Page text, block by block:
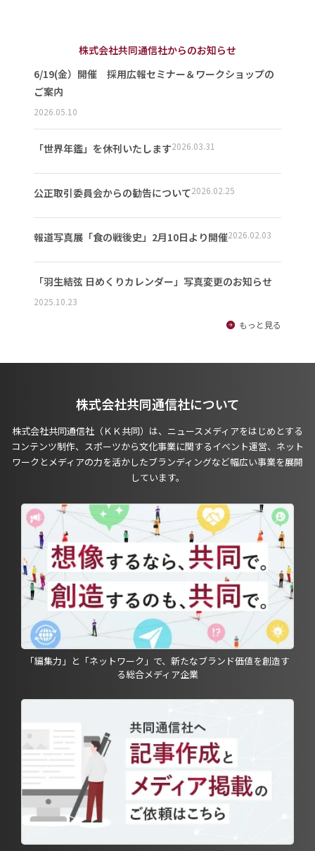
株式会社共同通信社からのお知らせ
6/19(金）開催 採用広報セミナー＆ワークショップの
ご案内
2026.05.10
「世界年鑑」を休刊いたします2026.03.31
公正取引委員会からの勧告について2026.02.25
報道写真展「食の戦後史」2月10日より開催2026.02.03
「羽生結弦 日めくりカレンダー」写真変更のお知らせ
2025.10.23
もっと見る
株式会社共同通信社について
株式会社共同通信社（ＫＫ共同）は、ニュースメディアをはじめとする
コンテンツ制作、スポーツから文化事業に関するイベント運営、ネット
ワークとメディアの力を活かしたブランディングなど幅広い事業を展開
しています。
「編集力」と「ネットワーク」で、新たなブランド価値を創造す
る総合メディア企業